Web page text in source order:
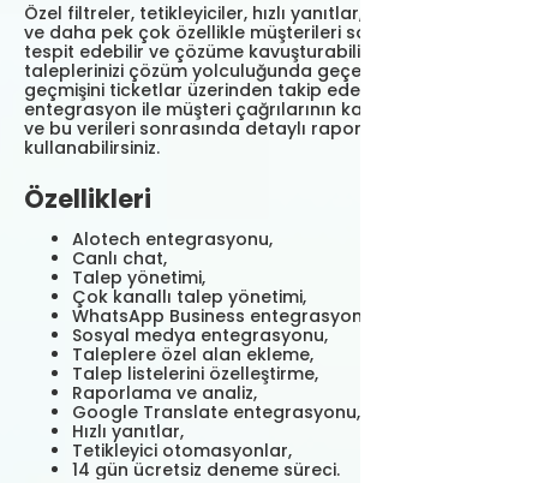
Özel filtreler, tetikleyiciler, hızlı yanıtlar, entegrasyonlar
ve daha pek çok özellikle müşterileri sorunlarını anında
tespit edebilir ve çözüme kavuşturabilirsiniz. Müşterileri
taleplerinizi çözüm yolculuğunda geçen adımların
geçmişini ticketlar üzerinden takip edebilir, Alotech
entegrasyon ile müşteri çağrılarının kayıtlarını tutabilir
ve bu verileri sonrasında detaylı raporlamalarda
kullanabilirsiniz.
Özellikleri
Alotech entegrasyonu,
Canlı chat,
Talep yönetimi,
Çok kanallı talep yönetimi,
WhatsApp Business entegrasyonu,
Sosyal medya entegrasyonu,
Taleplere özel alan ekleme,
Talep listelerini özelleştirme,
Raporlama ve analiz,
Google Translate entegrasyonu,
Hızlı yanıtlar,
Tetikleyici otomasyonlar,
14 gün ücretsiz deneme süreci.